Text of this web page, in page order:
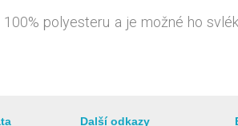
polyesteru a je možné ho
Další odkazy